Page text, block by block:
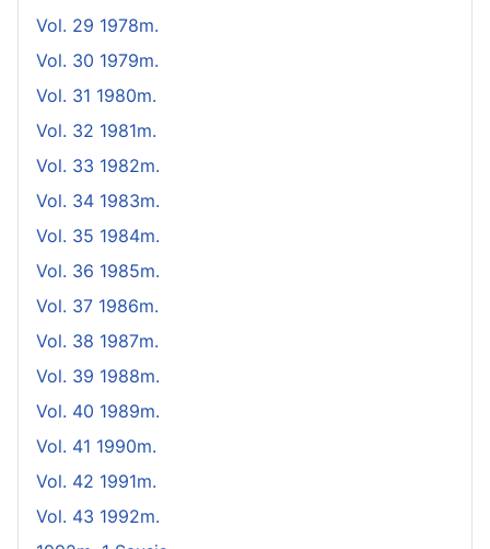
Vol. 29 1978m.
Vol. 30 1979m.
Vol. 31 1980m.
Vol. 32 1981m.
Vol. 33 1982m.
Vol. 34 1983m.
Vol. 35 1984m.
Vol. 36 1985m.
Vol. 37 1986m.
Vol. 38 1987m.
Vol. 39 1988m.
Vol. 40 1989m.
Vol. 41 1990m.
Vol. 42 1991m.
Vol. 43 1992m.